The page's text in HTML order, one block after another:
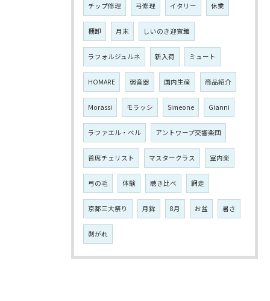
チップ修理 弓修理 イタリー 休業
棚卸 月末 しいのき迎賓館
ラフォルジュルネ 新入荷 ミュート
HOMARE 弱音器 国内生産 商品紹介
Morassi モラッシ Simeone Gianni
ラファエル・ベル アントワープ交響楽団
首席チェリスト マスタークラス 室内楽
弓の毛 体験 聴き比べ 網走
京都三大祭り 月鉾 8月 お盆 暑さ
剥がれ